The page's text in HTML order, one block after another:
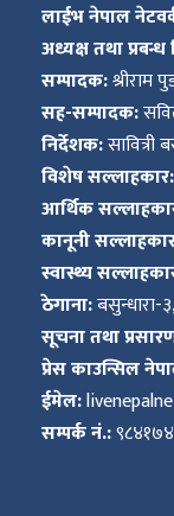
लाईभ नेपाल
अध्यक्ष तथा
सम्पादक:श्रीराम
सह-सम्पादक:
निर्देशक:
विशेष सल्लाहकार:
आर्थिक
कानूनी
स्वास्थ्य
ठेगाना:बसुन्धारा-
सूचना तथा
प्रेस काउन्सिल
ईमेल:
सम्पर्क नं.: